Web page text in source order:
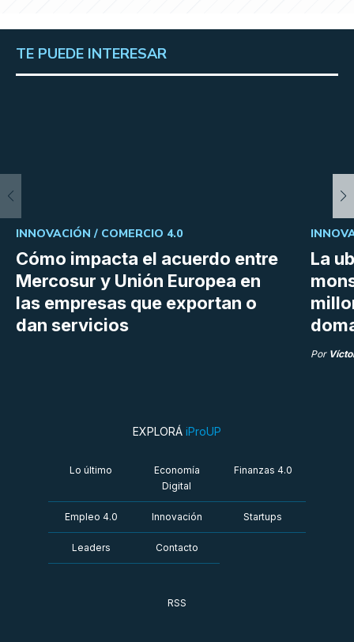
TE PUEDE INTERESAR
Cómo impacta el acuerdo entre
Mercosur y Unión Europea en
las empresas que exportan o
dan servicios
INNOVACIÓN / COMERCIO 4.0
La
Por
EXPLORÁ iProUP
Lo último
Economía
Digital
Finanzas 4.0
Empleo 4.0 Innovación Startups
Leaders Contacto
RSS